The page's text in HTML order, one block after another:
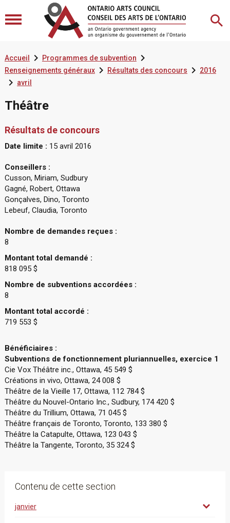
Accueil  Programmes de subvention
Renseignements généraux Résultats des concours 2016
 avril
Théâtre
Résultats de concours
Date limite : 15 avril 2016
Conseillers :
Cusson, Miriam, Sudbury
Gagné, Robert, Ottawa
Gonçalves, Dino, Toronto
Lebeuf, Claudia, Toronto
Nombre de demandes reçues :
8
Montant total demandé :
818 095 $
Nombre de subventions accordées :
8
Montant total accordé :
719 553 $
Bénéficiaires :
Subventions de fonctionnement pluriannuelles, exercice 1
Cie Vox Théâtre inc., Ottawa, 45 549 $
Créations in vivo, Ottawa, 24 008 $
Théâtre de la Vieille 17, Ottawa, 112 784 $
Théâtre du Nouvel-Ontario Inc., Sudbury, 174 420 $
Théâtre du Trillium, Ottawa, 71 045 $
Théâtre français de Toronto, Toronto, 133 380 $
Théâtre la Catapulte, Ottawa, 123 043 $
Théâtre la Tangente, Toronto, 35 324 $
Contenu de cette section
janvier